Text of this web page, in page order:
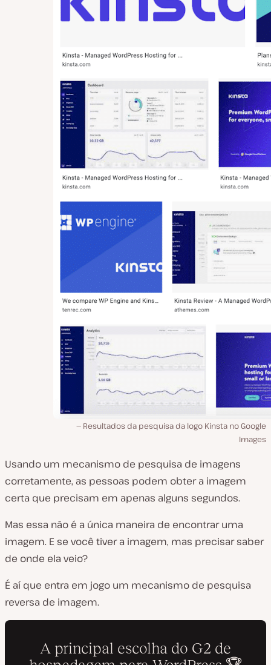
Resultados da pesquisa da logo Kinsta no Google
Images
Usando um mecanismo de pesquisa de imagens
corretamente, as pessoas podem obter a imagem
certa que precisam em apenas alguns segundos.
Mas essa não é a única maneira de encontrar uma
imagem. E se você tiver a imagem, mas precisar saber
de onde ela veio?
É aí que entra em jogo um mecanismo de pesquisa
reversa de imagem.